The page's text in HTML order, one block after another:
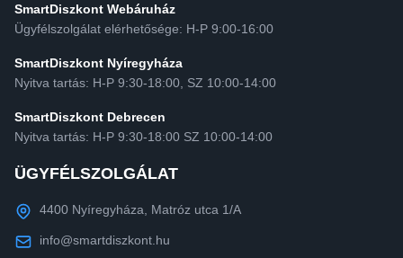
SmartDiszkont Webáruház
Ügyfélszolgálat elérhetősége: H-P 9:00-16:00
SmartDiszkont Nyíregyháza
Nyitva tartás: H-P 9:30-18:00, SZ 10:00-14:00
SmartDiszkont Debrecen
Nyitva tartás: H-P 9:30-18:00 SZ 10:00-14:00
ÜGYFÉLSZOLGÁLAT
4400 Nyíregyháza, Matróz utca 1/A
info@smartdiszkont.hu